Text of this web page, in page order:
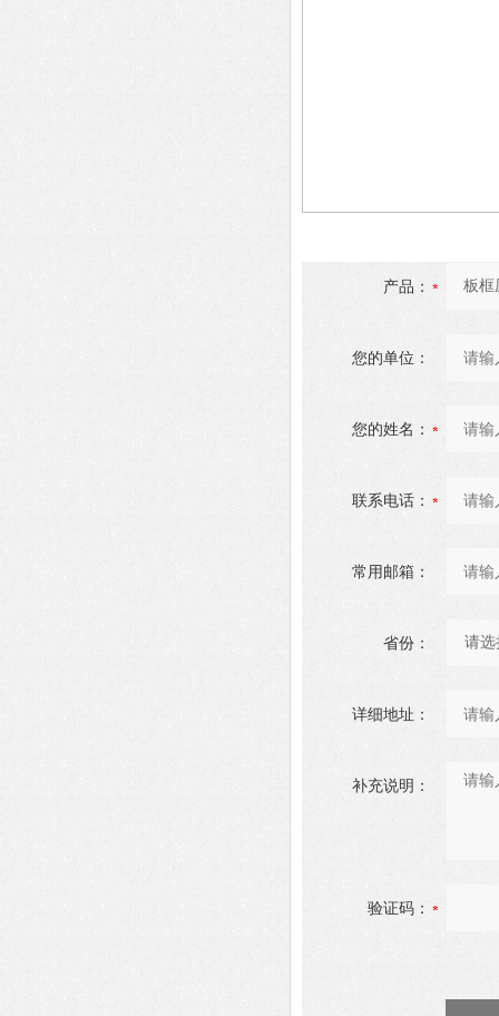
产品：
您的单位：
您的姓名：
联系电话：
常用邮箱：
省份：
详细地址：
补充说明：
验证码：